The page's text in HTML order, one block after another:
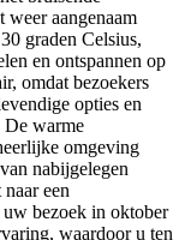
weer aangenaam
graden Celsius,
en ontspannen op
omdat bezoekers
opties en
De warme
omgeving
nabijgelegen
een
bezoek in oktober
waardoor u ten